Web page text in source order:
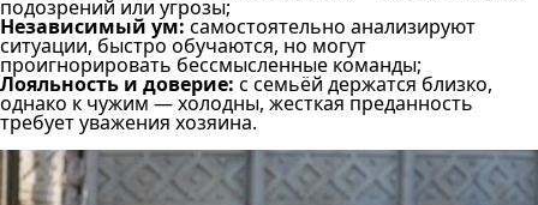
подозрений или угрозы;
Независимый ум: самостоятельно анализируют
ситуации, быстро обучаются, но могут
проигнорировать бессмысленные команды;
Лояльность и доверие: с семьёй держатся близко,
однако к чужим — холодны, жесткая преданность
требует уважения хозяина.